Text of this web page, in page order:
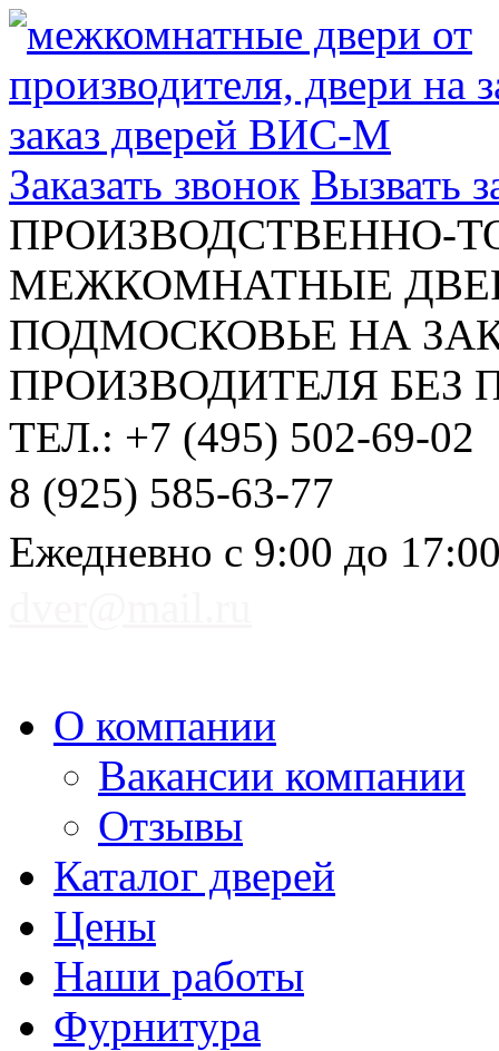
Заказать звонок Вызвать
ПРОИЗВОДСТВЕННО-
МЕЖКОМНАТНЫЕ
ПОДМОСКОВЬЕ НА
ПРОИЗВОДИТЕЛЯ БЕЗ
ТЕЛ.: +7 (495) 502-69-02
8 (925) 585-63-77
Ежедневно с 9:00 до
О компании
Вакансии компании
Отзывы
Каталог дверей
Цены
Наши работы
Фурнитура